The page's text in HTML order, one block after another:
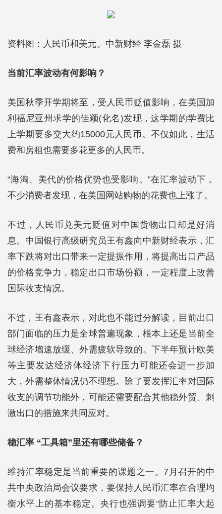
资料图：人民币和美元。中新财经 李金磊 摄
当前汇率波动有何影响？
美国秋季开学期将至，受人民币贬值影响，在美国加
利福尼亚州求学的佳颖(化名)发现，这学期的学费比
上学期要多交大约15000元人民币。不仅如此，生活
费和房租也需要多花更多的人民币。
“海淘、美代的价格优势也受影响。”在汇率波动下，
不少消费者发现，在美国网站购物的花费也上涨了。
不过，人民币兑美元贬值对中国货物出口却是好消
息。中国银行高级研究员王有鑫向中新财经表示，汇
率下跌将对出口带来一定提振作用，将提高出口产品
的价格竞争力，稳定出口市场份额，一定程度上改善
国际收支情况。
不过，王有鑫表示，对此也不能过分解读，目前出口
部门面临的压力是全球普遍现象，根本上还是当前全
球经济增速放缓、外需疲软导致的。下半年预计欧美
等主要发达经济体经济下行压力可能还会进一步加
大，外需整体情况仍不理想。除了要发挥汇率对国际
收支的调节功能外，可能还需要配合其他稳外贸、刺
激出口的措施来共同应对。
稳汇率 “工具箱”里还有哪些储备？
维持汇率稳定是当前重要的课题之一。7月召开的中
共中央政治局会议要求，要保持人民币汇率在合理均
衡水平上的基本稳定。央行也强调要“防止汇率大起